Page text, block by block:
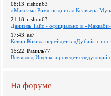
08:13 rishon63
«Максима Рим» подписал Ксавьера
21:18 rishon63
Даниэль Тайс - официально в «Маккаби»
17:43 as7
Кевин Кокила перейдет в «Дубай» с
15:22 Рамиль77
Всеволод Ищенко проведет следующий
На форуме